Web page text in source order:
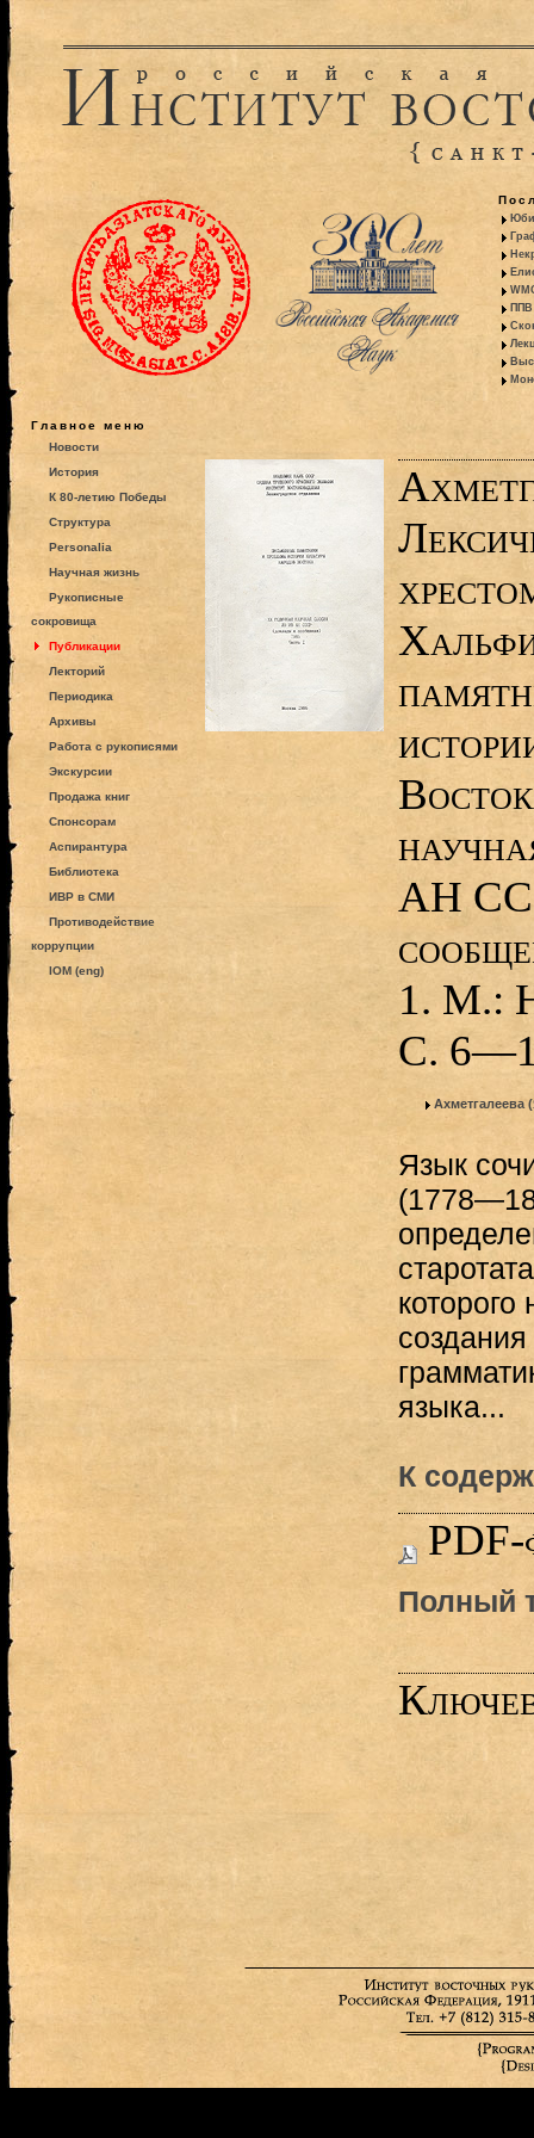
ППВ
Главное меню
Новости
История
К 80-летию Победы
Структура
Personalia
Научная жизнь
Рукописные
сокровища
Публикации
Лекторий
Периодика
Архивы
Работа с рукописями
Экскурсии
Продажа книг
Спонсорам
Аспирантура
Библиотека
ИВР в СМИ
Противодействие
коррупции
IOM (eng)
АН
1. М.:
С.
Язык
языка...
К
PDF-
Полный